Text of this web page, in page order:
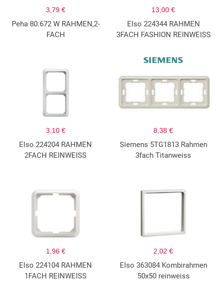
3,79 €
Peha 80.672 W RAHMEN,2-
FACH
13,00 €
Elso 224344 RAHMEN
3FACH FASHION REINWEISS
3,10 €
Elso 224204 RAHMEN
2FACH REINWEISS
8,38 €
Siemens 5TG1813 Rahmen
3fach Titanweiss
1,96 €
Elso 224104 RAHMEN
1FACH REINWEISS
2,02 €
Elso 363084 Kombirahmen
50x50 reinweiss